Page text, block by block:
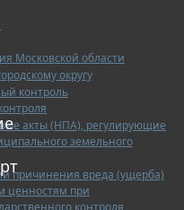
Московской области
округу
контроль
акты (НПА), регулирующие
земельного
причинения вреда (ущерба)
ценностям при
контроля